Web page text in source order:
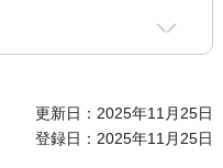
更新日：2025年11月25日
登録日：2025年11月25日